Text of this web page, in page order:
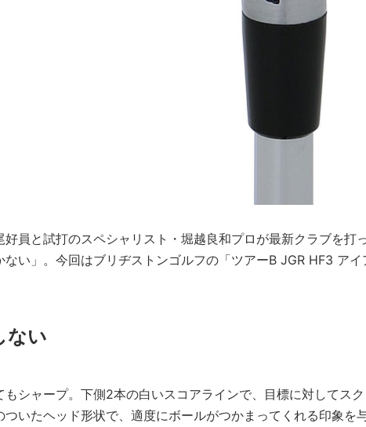
員と試打のスペシャリスト・堀越良和プロが最新クラブを打
い」。今回はブリヂストンゴルフの「ツアーB JGR HF3 アイ
ない
シャープ。下側2本の白いスコアラインで、目標に対してスク
いたヘッド形状で、適度にボールがつかまってくれる印象を